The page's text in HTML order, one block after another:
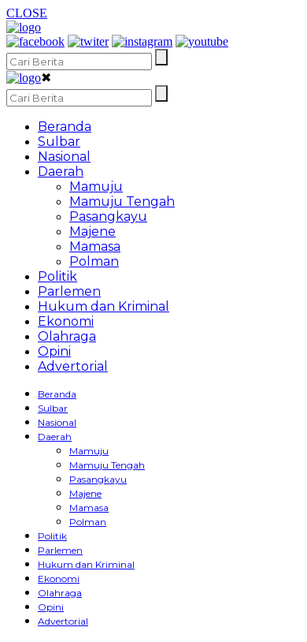
CLOSE
✖
Beranda
Sulbar
Nasional
Daerah
Mamuju
Mamuju Tengah
Pasangkayu
Majene
Mamasa
Polman
Politik
Parlemen
Hukum dan Kriminal
Ekonomi
Olahraga
Opini
Advertorial
Beranda
Sulbar
Nasional
Daerah
Mamuju
Mamuju Tengah
Pasangkayu
Majene
Mamasa
Polman
Politik
Parlemen
Hukum dan Kriminal
Ekonomi
Olahraga
Opini
Advertorial